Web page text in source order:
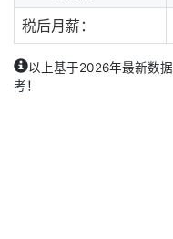
税后月薪：
以上基于2026年最新数
考！